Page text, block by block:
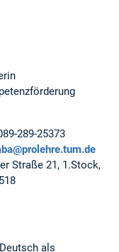
289-25373
Straße 21, 1.Stock,
als